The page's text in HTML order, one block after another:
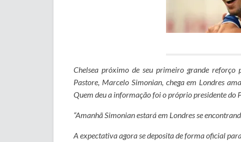
Chelsea próximo de seu primeiro grande
Pastore, Marcelo Simonian, chega em Londres
Quem deu a informação foi o próprio presidente do
“Amanhã Simonian estará em Londres se
A expectativa agora se deposita de forma oficial